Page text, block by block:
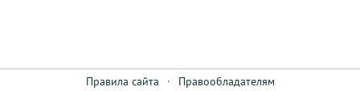
Правила сайта · Правообладателям